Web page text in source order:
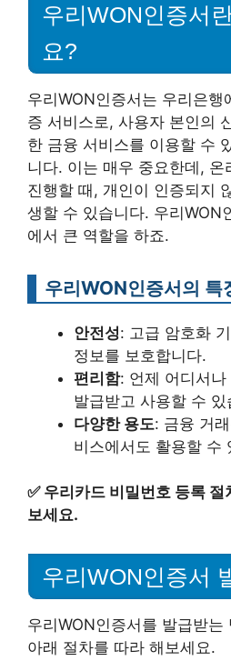
우리WON인증서
요?
우리WON인증서는 우리은행
증 서비스로, 사용자 본인의
한 금융 서비스를 이용할 수
니다. 이는 매우 중요한데, 온
진행할 때, 개인이 인증되지
생할 수 있습니다. 우리WON
에서 큰 역할을 하죠.
우리WON인증서의 특
안전성: 고급 암호화
정보를 보호합니다.
편리함: 언제 어디서나
발급받고 사용할 수 있
다양한 용도: 금융 거
비스에서도 활용할 수
✅ 우리카드 비밀번호 등록 절
보세요.
우리WON인증서
우리WON인증서를 발급받는
아래 절차를 따라 해보세요.